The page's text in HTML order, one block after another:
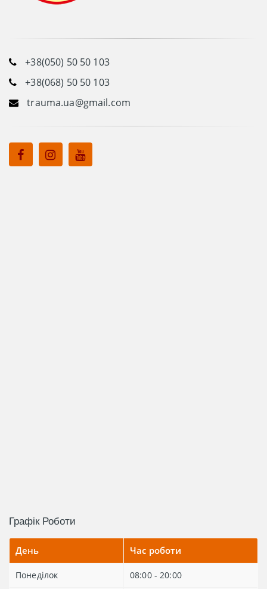
+38(050) 50 50 103
+38(068) 50 50 103
trauma.ua@gmail.com
Графік Роботи
День Час роботи
Понеділок 08:00 - 20:00